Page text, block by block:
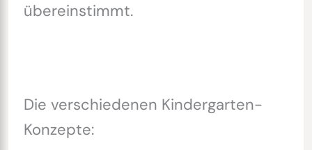
übereinstimmt.
Die verschiedenen Kindergarten-
Konzepte: